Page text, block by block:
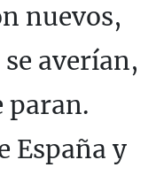
nuevos,
averían,
paran.
España y